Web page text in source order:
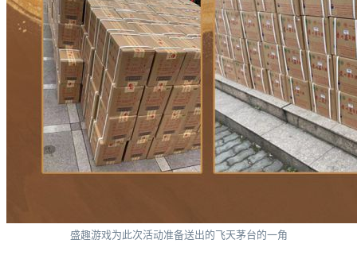
盛趣游戏为此次活动准备送出的飞天茅台的一角